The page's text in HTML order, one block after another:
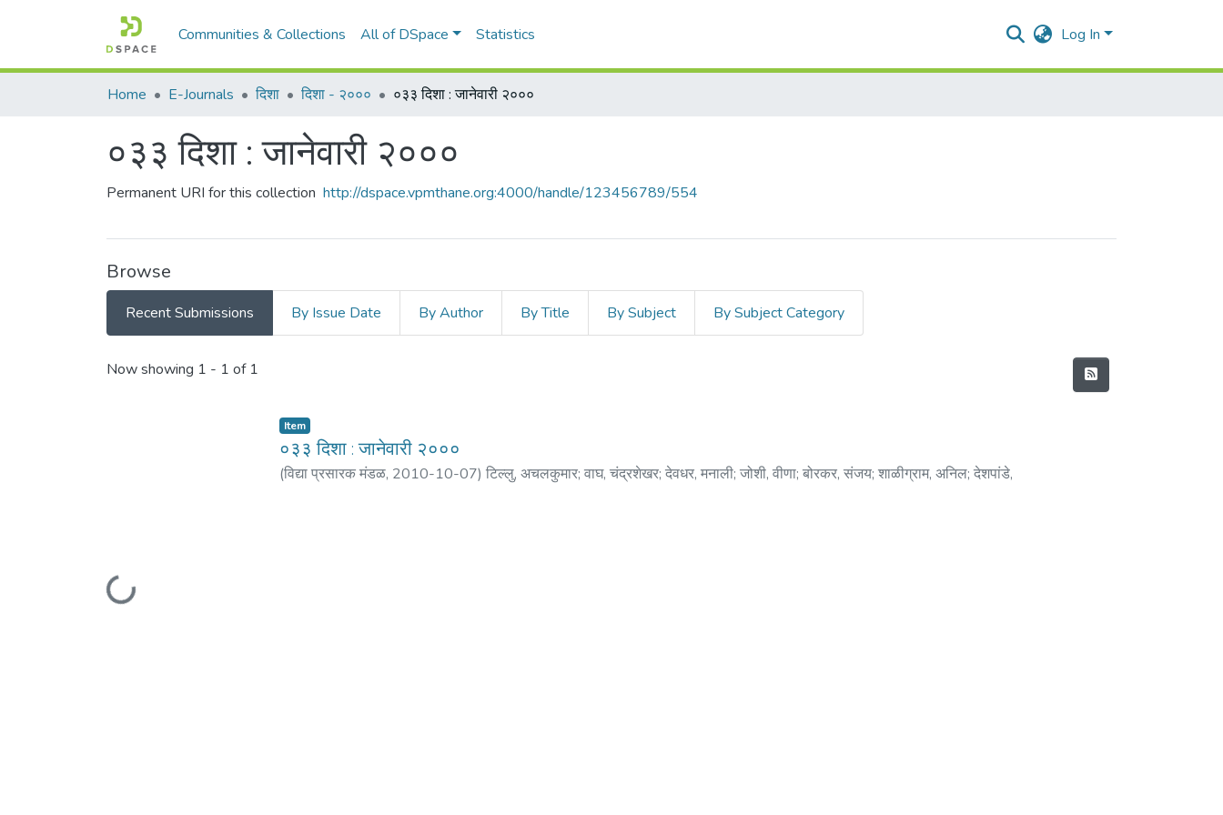
Communities & Collections All of DSpace Statistics Log In
Home E-Journals दिशा दिशा - २००० ०३३ दिशा : जानेवारी २०००
०३३ दिशा : जानेवारी २०००
Permanent URI for this collection http://dspace.vpmthane.org:4000/handle/123456789/554
Browse
Recent Submissions By Issue Date By Author By Title By Subject By Subject Category
Recent Submissions
Now showing 1 - 1 of 1
Loading...
Item
०३३ दिशा : जानेवारी २०००
(विद्या प्रसारक मंडळ, 2010-10-07) टिल्लु, अचलकुमार; वाघ, चंद्रशेखर; देवधर, मनाली; जोशी, वीणा; बोरकर, संजय; शाळीग्राम, अनिल; देशपांडे,